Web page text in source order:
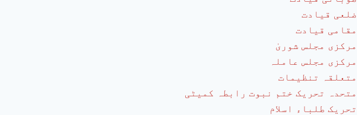
ضلعی قیادت
مقامی قیادت
مرکزی مجلس شوریٰ
مرکزی مجلس عاملہ
متعلقہ تنظیمات
متحدہ تحریک ختم نبوت رابطہ کمیٹی
تحریک طلباء اسلام